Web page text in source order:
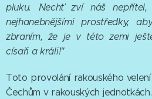
pluku. Nechť zví náš nepřítel,
nejhanebnějšími prostředky,
zbraním, že je v této zemi
císaři a králi!"
Toto provolání rakouského
Čechům v rakouských